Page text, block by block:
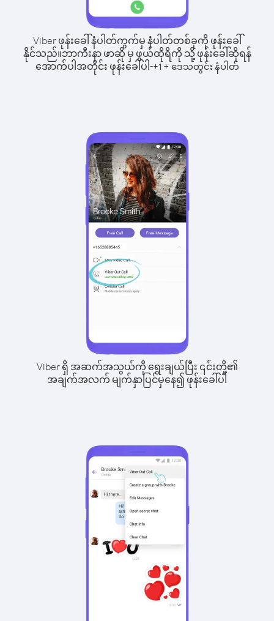
Viber ဖုန်းခေါ်နံပါတ်ကွက်မှ နံပါတ်တစ်ခုကို ဖုန်းခေါ်
နိုင်သည်။ဘာကီးနာ ဖာဆို မှ ဖွယ်ထိုရိကို သို့ ဖုန်းခေါ်ဆိုရန်
အောက်ပါအတိုင်း ဖုန်းခေါ်ပါ-+1+ ဒေသတွင်း နံပါတ်
Viber ရှိ အဆက်အသွယ်ကို ရွေးချယ်ပြီး ၎င်းတို့၏
အချက်အလက် မျက်နှာပြင်မှနေ၍ ဖုန်းခေါ်ပါ